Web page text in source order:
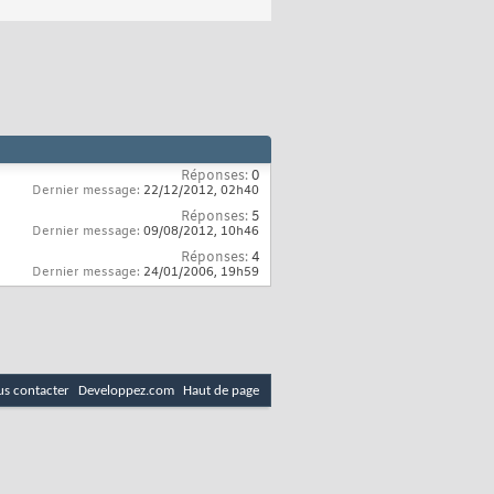
Réponses:0
Dernier message: 22/12/2012, 02h40
Réponses: 5
Dernier message: 09/08/2012, 10h46
Réponses:4
Dernier message: 24/01/2006, 19h59
contacter Developpez.com Haut de page